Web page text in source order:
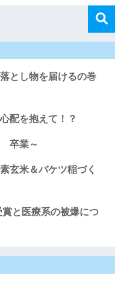
とし物を届けるの巻
配を抱えて！？
卒業～
玄米＆バケツ稲づく
と医療系の被爆につ